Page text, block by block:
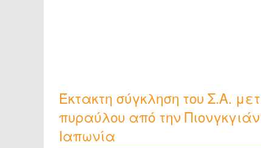
Έκτακτη σύγκληση του Σ.Α.
πυραύλου από την
Ιαπωνία